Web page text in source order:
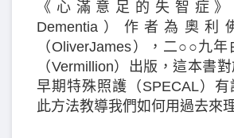
《心滿意足的失智症》
Dementia）作者為奧利
（OliverJames），二○○九
（Vermillion）出版，這本書
早期特殊照護（SPECAL）有
此方法教導我們如何用過去來